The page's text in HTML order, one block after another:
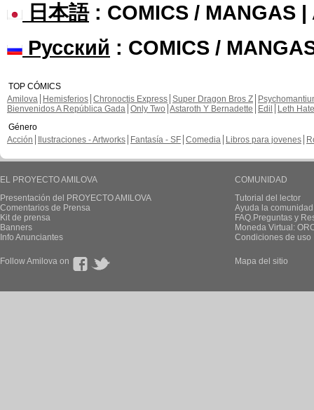
日本語: COMICS / MANGAS |
Русский : COMICS /
TOP CÓMICS
Amilova
Hemisferios Chronoctis Express Super Dragon Bros Z
Bienvenidos A República Gada Only Two Astaroth Y Bernadette Edil
Leth Hate
Género
Acción
Ilustraciones - Artworks Fantasía - SF Comedia Libros para jovenes
EL PROYECTO AMILOVA
Presentación del PROYECTO AMILOVA
Comentarios de Prensa
Kit de prensa
Banners
Info Anunciantes
COMUNIDAD
Tutorial del lector
Ayuda la
FAQ.Preguntas y
Moneda Virtual:
Condiciones de uso
Follow Amilova on Mapa del sitio